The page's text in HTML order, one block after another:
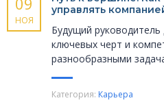
НОЯ
управлять
Будущий
ключевых черт и
разнообразными
Категория: Карьера